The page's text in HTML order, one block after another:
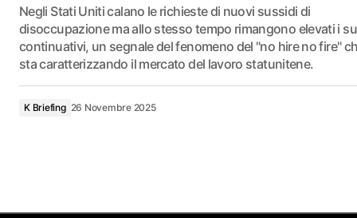
Negli Stati Uniti calano le richieste di nuovi sussidi di
disoccupazione ma allo stesso tempo rimangono elevati i
continuativi, un segnale del fenomeno del "no hire no fire"
sta caratterizzando il mercato del lavoro statunitene.
K Briefing 26 Novembre 2025